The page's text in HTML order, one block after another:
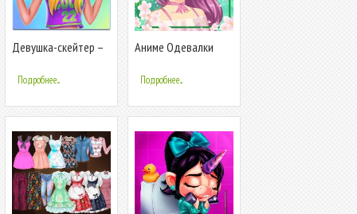
Девушка-скейтер –
скейт-парка!
Подробнее...
Аниме Одевалки
Подробнее...